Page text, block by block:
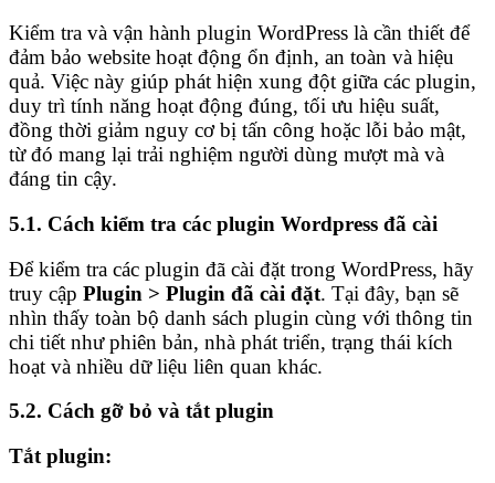
Kiểm tra và vận hành plugin WordPress là cần thiết để
đảm bảo website hoạt động ổn định, an toàn và hiệu
quả. Việc này giúp phát hiện xung đột giữa các plugin,
duy trì tính năng hoạt động đúng, tối ưu hiệu suất,
đồng thời giảm nguy cơ bị tấn công hoặc lỗi bảo mật,
từ đó mang lại trải nghiệm người dùng mượt mà và
đáng tin cậy.
5.1. Cách kiểm tra các plugin Wordpress đã cài
Để kiểm tra các plugin đã cài đặt trong WordPress, hãy
truy cập Plugin > Plugin đã cài đặt. Tại đây, bạn sẽ
nhìn thấy toàn bộ danh sách plugin cùng với thông tin
chi tiết như phiên bản, nhà phát triển, trạng thái kích
hoạt và nhiều dữ liệu liên quan khác.
5.2. Cách gỡ bỏ và tắt plugin
Tắt plugin: